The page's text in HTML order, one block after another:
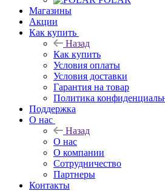
Магазины
Акции
Как купить
Назад
Как купить
Условия оплаты
Условия доставки
Гарантия на товар
Политика
Поддержка
О нас
Назад
О нас
О компании
Сотрудничество
Партнеры
Контакты